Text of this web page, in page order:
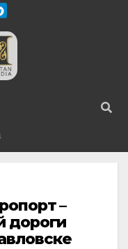
–
дороги